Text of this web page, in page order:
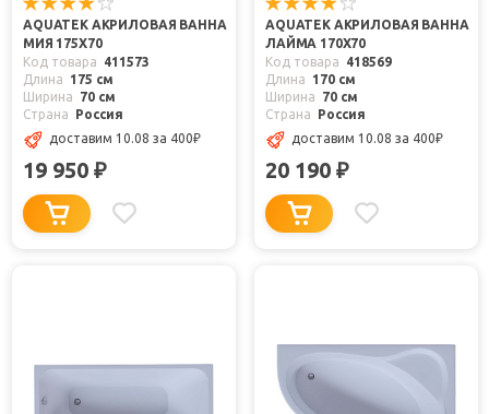
AQUATEK АКРИЛОВАЯ ВАННА
МИЯ 175X70
Код товара
411573
Длина
175 см
Ширина
70 см
Страна
Россия
доставим 10.08 за 400₽
19 950 ₽
AQUATEK АКРИЛОВАЯ ВАННА
ЛАЙМА 170X70
Код товара
418569
Длина
170 см
Ширина
70 см
Страна
Россия
доставим 10.08 за 400₽
20 190 ₽